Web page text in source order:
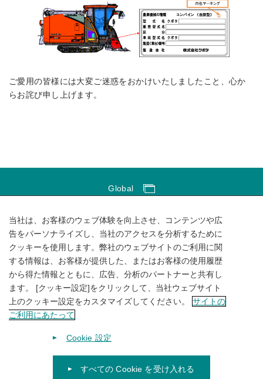
ご愛用の皆様には大変ご迷惑をおかけいたしましたこと、心か
らお詫び申し上げます。
Global
サイトのご利用にあたって
ソーシャルメディアポリシー
個人情報保護方針
サイトマップ
当社は、お客様のウェブ体験を向上させ、コンテンツや広
告をパーソナライズし、当社のアクセスを分析するために
クッキーを使用します。弊社のウェブサイトのご利用に関
する情報は、お客様が提供した、またはお客様の使用履歴
から得た情報とともに、広告、分析のパートナーと共有し
ます。 [クッキー設定]をクリックして、当社ウェブサイト
上のクッキー設定をカスタマイズしてください。
サイトの
ご利用にあたって
Cookie 設定
すべての Cookie を受け入れる